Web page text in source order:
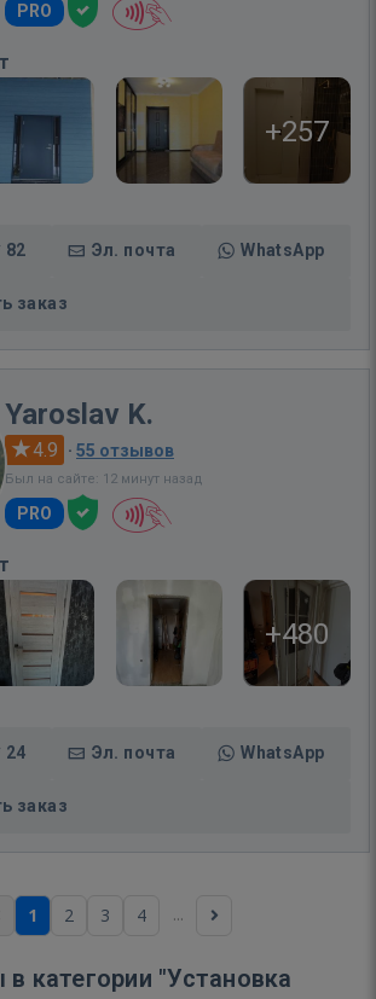
PRO
+257
82 Эл. почта WhatsApp
заказ
Yaroslav K.
4.9 · 55 отзывов
Был на сайте: 12 минут назад
PRO
+480
24 Эл. почта WhatsApp
заказ
1 2 3 4 ...
в категории "Установка